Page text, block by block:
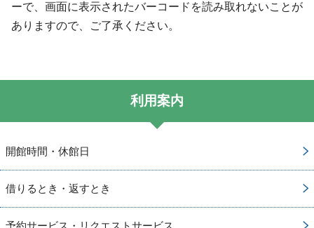
ーで、画面に表示されたバーコードを読み取れないことが
ありますので、ご了承ください。
利用案内
開館時間・休館日
借りるとき・返すとき